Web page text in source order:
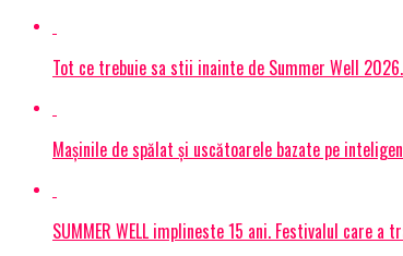
Tot ce trebuie sa stii inainte de Summer Well
Mașinile de spălat și uscătoarele bazate pe
SUMMER WELL implineste 15 ani. Festivalul care